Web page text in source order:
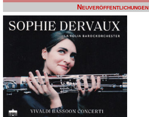
Neuveröffentlichungen